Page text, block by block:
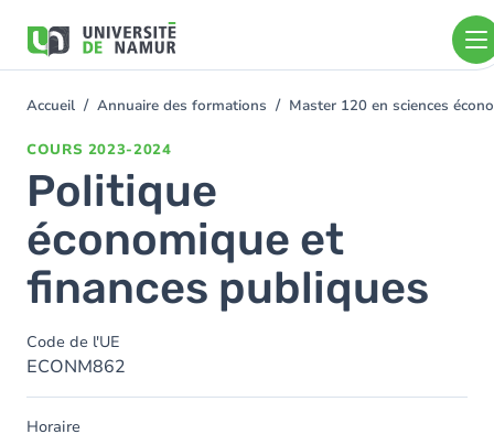
contenu
You
Accueil Annuaire des formations Master 120 en sciences
COURS 2023-2024
Politique
économique et
finances publiques
Code de l'UE
ECONM862
Horaire